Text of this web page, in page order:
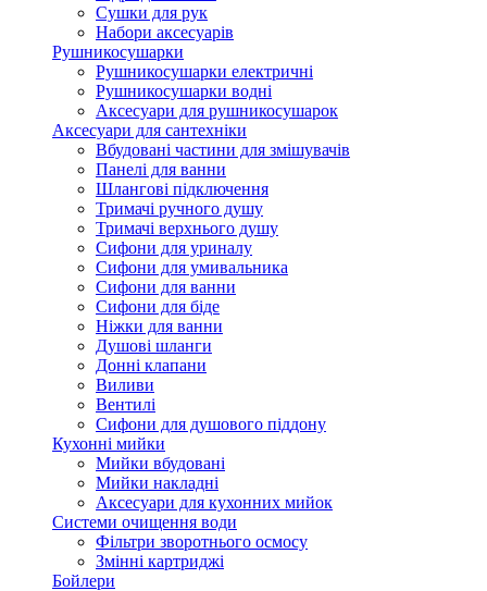
Сушки для рук
Набори аксесуарів
Рушникосушарки
Рушникосушарки електричні
Рушникосушарки водні
Аксесуари для рушникосушарок
Аксесуари для сантехніки
Вбудовані частини для змішувачів
Панелі для ванни
Шлангові підключення
Тримачі ручного душу
Тримачі верхнього душу
Сифони для уриналу
Сифони для умивальника
Сифони для ванни
Сифони для біде
Ніжки для ванни
Душові шланги
Донні клапани
Виливи
Вентилі
Сифони для душового піддону
Кухонні мийки
Мийки вбудовані
Мийки накладні
Аксесуари для кухонних мийок
Системи очищення води
Фільтри зворотнього осмосу
Змінні картриджі
Бойлери